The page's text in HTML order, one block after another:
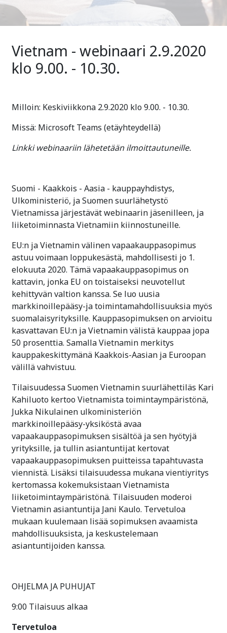
Vietnam - webinaari 2.9.2020
klo 9.00. - 10.30.
Milloin: Keskiviikkona 2.9.2020 klo 9.00. - 10.30.
Missä: Microsoft Teams (etäyhteydellä)
Linkki webinaariin lähetetään ilmoittautuneille.
Suomi - Kaakkois - Aasia - kauppayhdistys,
Ulkoministeriö, ja Suomen suurlähetystö
Vietnamissa järjestävät webinaarin jäsenilleen, ja
liiketoiminnasta Vietnamiin kiinnostuneille.
EU:n ja Vietnamin välinen vapaakauppasopimus
astuu voimaan loppukesästä, mahdollisesti jo 1.
elokuuta 2020. Tämä vapaakauppasopimus on
kattavin, jonka EU on toistaiseksi neuvotellut
kehittyvän valtion kanssa. Se luo uusia
markkinoillepääsy-ja toimintamahdollisuuksia myös
suomalaisyrityksille. Kauppasopimuksen on arvioitu
kasvattavan EU:n ja Vietnamin välistä kauppaa jopa
50 prosenttia. Samalla Vietnamin merkitys
kauppakeskittymänä Kaakkois-Aasian ja Euroopan
välillä vahvistuu.
Tilaisuudessa Suomen Vietnamin suurlähettiläs Kari
Kahiluoto kertoo Vietnamista toimintaympäristönä,
Jukka Nikulainen ulkoministeriön
markkinoillepääsy-yksiköstä avaa
vapaakauppasopimuksen sisältöä ja sen hyötyjä
yrityksille, ja tullin asiantuntijat kertovat
vapaakauppasopimuksen puitteissa tapahtuvasta
viennistä. Lisäksi tilaisuudessa mukana vientiyritys
kertomassa kokemuksistaan Vietnamista
liiketoimintaympäristönä. Tilaisuuden moderoi
Vietnamin asiantuntija Jani Kaulo. Tervetuloa
mukaan kuulemaan lisää sopimuksen avaamista
mahdollisuuksista, ja keskustelemaan
asiantuntijoiden kanssa.
OHJELMA JA PUHUJAT
9:00 Tilaisuus alkaa
Tervetuloa